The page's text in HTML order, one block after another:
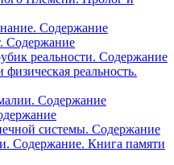
Содержание
Содержание
реальности. Содержание
реальность.
Содержание
системы. Содержание
Содержание. Книга памяти